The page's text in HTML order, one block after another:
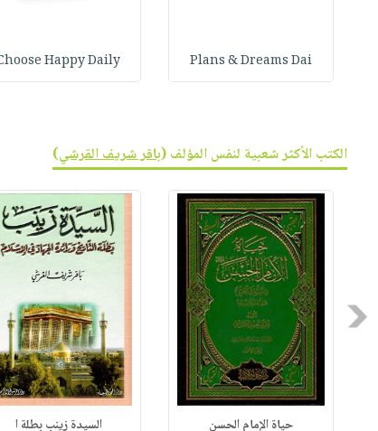
Plans & Dreams Dai
Happy Daily
الكتب الأكثر شعبية لنفس المؤلف (باقر شريف القرشي)
Previous
حياة الإمام الحسن السيدة زينب بطلة ا